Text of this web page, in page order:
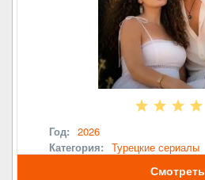
Год: 2026
Категория: Турецкие сериалы
Смотреть